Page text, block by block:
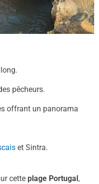
pêcheurs.
offrant un panorama
et Sintra.
cette plage Portugal ,